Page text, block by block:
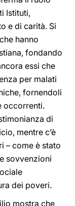
Istituti,
e di carità. Si
hanno
fondando
essi che
per malati
fornendoli
occorrenti.
di
mentre c’è
– come è stato
sovvenzioni
dei poveri.
mostra che